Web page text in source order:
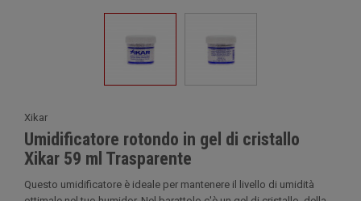
Xikar
Umidificatore rotondo in gel di cristallo
Xikar 59 ml Trasparente
Questo umidificatore è ideale per mantenere il livello di umidità